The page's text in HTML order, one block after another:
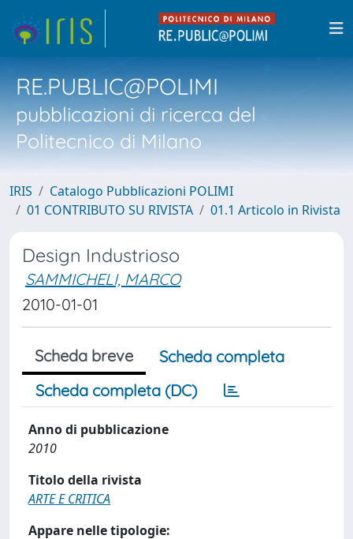
RE.PUBLIC@POLIMI
pubblicazioni di ricerca del
Politecnico di Milano
IRIS
Catalogo Pubblicazioni POLIMI
01 CONTRIBUTO SU RIVISTA
01.1 Articolo in Rivista
Design Industrioso
SAMMICHELI, MARCO
2010-01-01
Scheda breve
Scheda completa
Scheda completa (DC)
Anno di pubblicazione
2010
Titolo della rivista
ARTE E CRITICA
Appare nelle tipologie: